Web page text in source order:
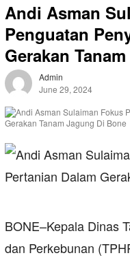
Andi Asman
Penguatan
Gerakan
Admin
June 29, 2024
BONE–Kepala Dinas
dan Perkebunan